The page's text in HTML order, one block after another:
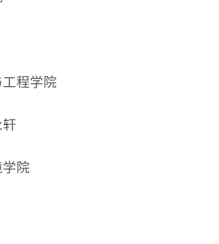
程学院
院